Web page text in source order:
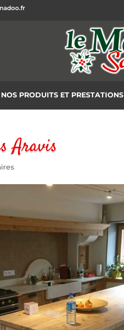
NOS PRODUITS ET PRESTATIONS
Aravis